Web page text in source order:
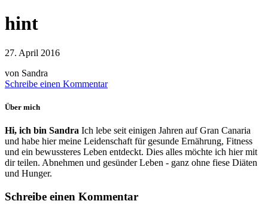
hint
27. April 2016
von Sandra
Schreibe einen Kommentar
Über mich
Hi, ich bin Sandra Ich lebe seit einigen Jahren auf Gran Canaria
und habe hier meine Leidenschaft für gesunde Ernährung, Fitness
und ein bewussteres Leben entdeckt. Dies alles möchte ich hier mit
dir teilen. Abnehmen und gesünder Leben - ganz ohne fiese Diäten
und Hunger.
Schreibe einen Kommentar